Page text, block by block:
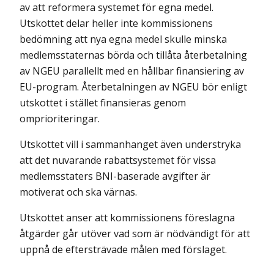
av att reformera systemet för egna medel.
Utskottet delar heller inte kommissionens
bedömning att nya egna medel skulle minska
medlemsstaternas börda och tillåta återbetalning
av NGEU parallellt med en hållbar finansiering av
EU-program. Återbetalningen av NGEU bör enligt
utskottet i stället finansieras genom
omprioriteringar.
Utskottet vill i sammanhanget även understryka
att det nuvarande rabattsystemet för vissa
medlemsstaters BNI-baserade avgifter är
motiverat och ska värnas.
Utskottet anser att kommissionens föreslagna
åtgärder går utöver vad som är nödvändigt för att
uppnå de eftersträvade målen med förslaget.